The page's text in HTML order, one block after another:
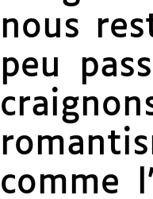
nous
peu
comme